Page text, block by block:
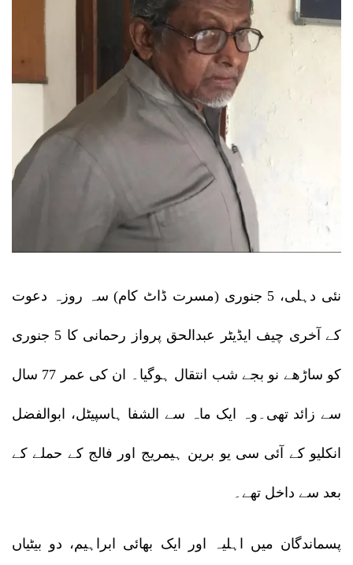
نئی دہلی، 5 جنوری (مسرت ڈاٹ کام) سہ روزہ دعوت
کے آخری چیف ایڈیٹر عبدالحق پرواز رحمانی کا 5 جنوری
کو ساڑھے نو بجے شب انتقال ہوگیا۔ ان کی عمر 77 سال
سے زائد تھی۔وہ ایک ماہ سے الشفا ہاسپیٹل، ابوالفضل
انکلیو کے آئی سی یو برین ہیمریج اور فالج کے حملے کے
بعد سے داخل تھے۔
پسماندگان میں اہلیہ اور ایک بھائی ابراہیم، دو بیٹیاں